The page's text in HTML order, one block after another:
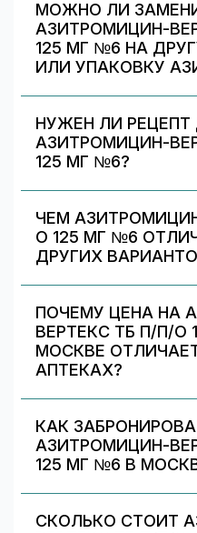
МОЖНО ЛИ
АЗИТРОМИЦИН-
125 МГ №6 НА
ИЛИ УПАКОВКУ
список
— сравните наличие и
НУЖЕН ЛИ РЕЦЕПТ
АЗИТРОМИЦИН-
125 МГ №6?
Уточняйте правила у
ЧЕМ
О 125 МГ №6
ДРУГИХ
блоке «Формы
и наличие по другим
ПОЧЕМУ ЦЕНА НА
ВЕРТЕКС ТБ П/П/О
МОСКВЕ
АПТЕКАХ?
разных аптек в
выгодное и удобное
КАК
АЗИТРОМИЦИН-
125 МГ №6 В
(если доступно).
СКОЛЬКО СТОИТ